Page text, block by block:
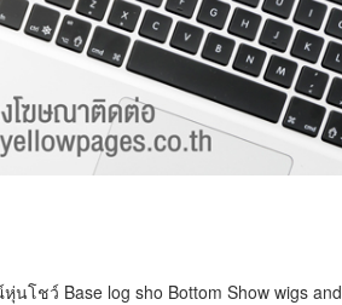
ชว์ Base log sho Bottom Show wigs and